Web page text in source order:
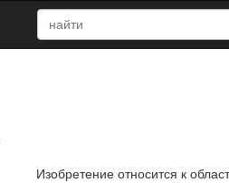
Изобретение относится к